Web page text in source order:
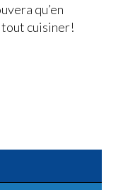
qu’en
tout cuisiner!